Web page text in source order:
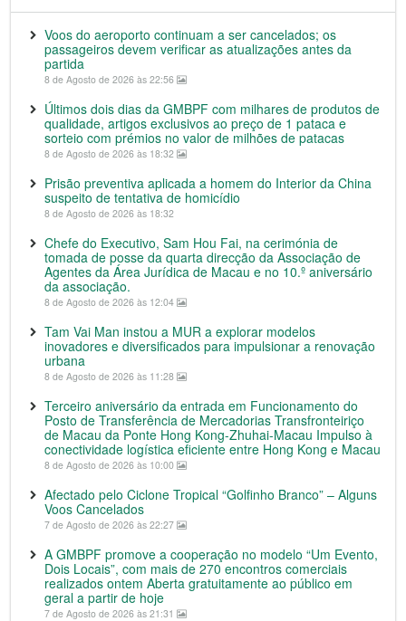
Voos do aeroporto continuam a ser cancelados; os
passageiros devem verificar as atualizações antes da
partida
8 de Agosto de 2026 às 22:56
Últimos dois dias da GMBPF com milhares de produtos de
qualidade, artigos exclusivos ao preço de 1 pataca e
sorteio com prémios no valor de milhões de patacas
8 de Agosto de 2026 às 18:32
Prisão preventiva aplicada a homem do Interior da China
suspeito de tentativa de homicídio
8 de Agosto de 2026 às 18:32
Chefe do Executivo, Sam Hou Fai, na cerimónia de
tomada de posse da quarta direcção da Associação de
Agentes da Área Jurídica de Macau e no 10.º aniversário
da associação.
8 de Agosto de 2026 às 12:04
Tam Vai Man instou a MUR a explorar modelos
inovadores e diversificados para impulsionar a renovação
urbana
8 de Agosto de 2026 às 11:28
Terceiro aniversário da entrada em Funcionamento do
Posto de Transferência de Mercadorias Transfronteiriço
de Macau da Ponte Hong Kong-Zhuhai-Macau Impulso à
conectividade logística eficiente entre Hong Kong e Macau
8 de Agosto de 2026 às 10:00
Afectado pelo Ciclone Tropical “Golfinho Branco” – Alguns
Voos Cancelados
7 de Agosto de 2026 às 22:27
A GMBPF promove a cooperação no modelo “Um Evento,
Dois Locais”, com mais de 270 encontros comerciais
realizados ontem Aberta gratuitamente ao público em
geral a partir de hoje
7 de Agosto de 2026 às 21:31